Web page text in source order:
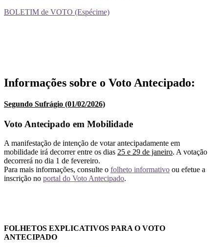
BOLETIM de VOTO (Espécime)
Informações sobre o Voto Antecipado:
Segundo Sufrágio (01/02/2026)
Voto Antecipado em Mobilidade
A manifestação de intenção de votar antecipadamente em
mobilidade irá decorrer entre os dias 25 e 29 de janeiro. A votação
decorrerá no dia 1 de fevereiro.
Para mais informações, consulte o folheto informativo ou efetue a
inscrição no portal do Voto Antecipado.
FOLHETOS EXPLICATIVOS PARA O VOTO
ANTECIPADO